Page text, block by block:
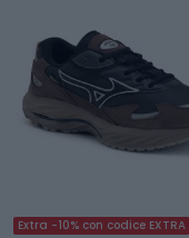
Extra -10% con codice EXTRA